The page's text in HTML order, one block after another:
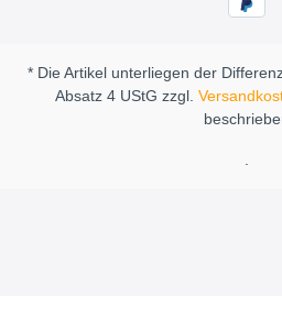
* Die Artikel unterliegen der
Absatz 4 UStG zzgl.
.